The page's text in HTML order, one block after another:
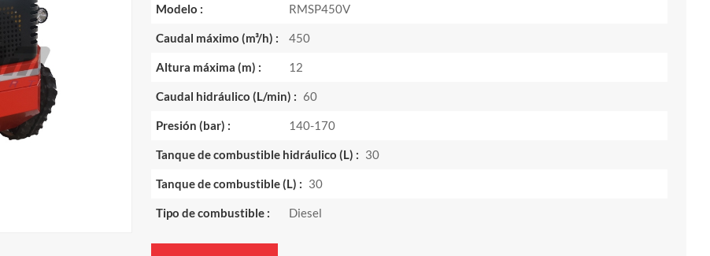
Modelo : RMSP450V
Caudal máximo (m³/h) : 450
Altura máxima (m) : 12
Caudal hidráulico (L/min) : 60
Presión (bar) : 140-170
Tanque de combustible hidráulico (L) : 30
Tanque de combustible (L) : 30
Tipo de combustible : Diesel